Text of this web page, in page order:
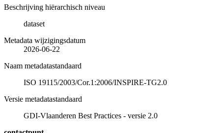
Beschrijving hiërarchisch niveau
dataset
Metadata wijzigingsdatum
2026-06-22
Naam metadatastandaard
ISO 19115/2003/Cor.1:2006/INSPIRE-TG2.0
Versie metadatastandaard
GDI-Vlaanderen Best Practices - versie 2.0